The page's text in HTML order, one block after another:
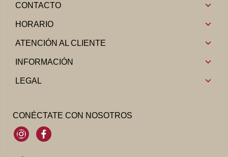
CONTACTO
HORARIO
ATENCIÓN AL CLIENTE
INFORMACIÓN
LEGAL
CONÉCTATE CON NOSOTROS
InstagramFacebook